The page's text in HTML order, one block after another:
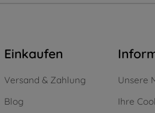
Einkaufen
Versand & Zahlung
Blog
Unsere
Ihre